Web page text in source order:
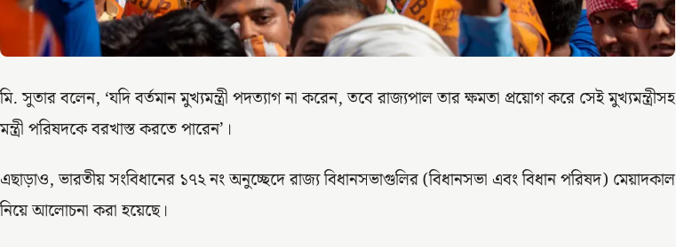
মি. সুতার বলেন, ‘যদি বর্তমান মুখ্যমন্ত্রী পদত্যাগ না করেন, তবে রাজ্যপাল তার ক্ষমতা প্রয়োগ করে সেই মুখ্যমন্ত্রীসহ
মন্ত্রী পরিষদকে বরখাস্ত করতে পারেন’।
এছাড়াও, ভারতীয় সংবিধানের ১৭২ নং অনুচ্ছেদে রাজ্য বিধানসভাগুলির (বিধানসভা এবং বিধান পরিষদ) মেয়াদকাল
নিয়ে আলোচনা করা হয়েছে।